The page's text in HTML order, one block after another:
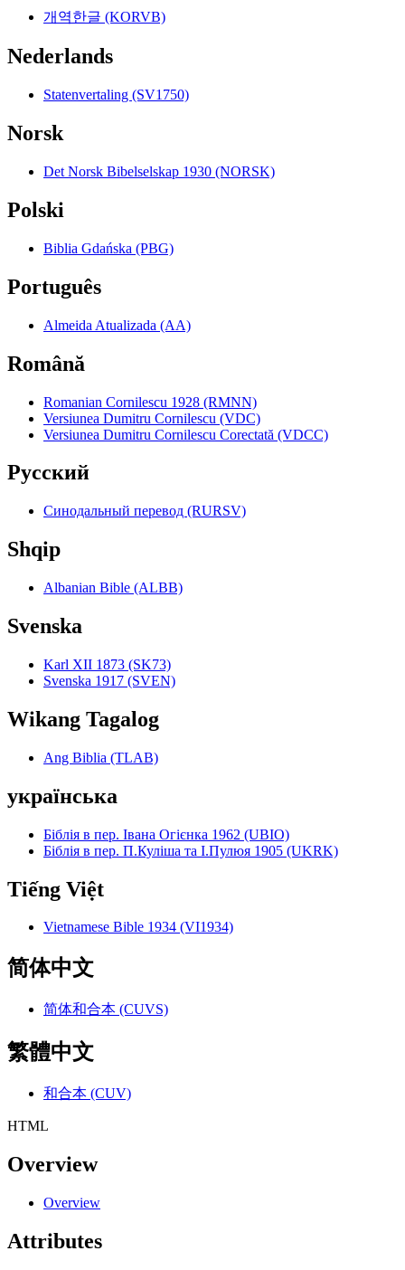
개역한글 (KORVB)
Nederlands
Statenvertaling (SV1750)
Norsk
Det Norsk Bibelselskap 1930 (NORSK)
Polski
Biblia Gdańska (PBG)
Português
Almeida Atualizada (AA)
Română
Romanian Cornilescu 1928 (RMNN)
Versiunea Dumitru Cornilescu (VDC)
Versiunea Dumitru Cornilescu Corectată (VDCC)
Pyccкий
Синодальный перевод (RURSV)
Shqip
Albanian Bible (ALBB)
Svenska
Karl XII 1873 (SK73)
Svenska 1917 (SVEN)
Wikang Tagalog
Ang Biblia (TLAB)
українська
Біблія в пер. Івана Огієнка 1962 (UBIO)
Біблія в пер. П.Куліша та І.Пулюя 1905 (UKRK)
Tiếng Việt
Vietnamese Bible 1934 (VI1934)
简体中文
简体和合本 (CUVS)
繁體中文
和合本 (CUV)
HTML
Overview
Overview
Attributes